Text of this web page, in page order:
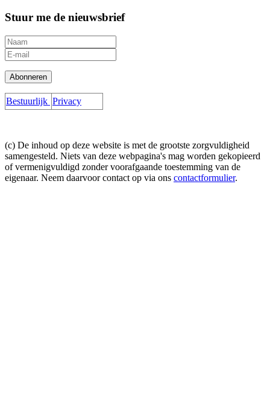
Stuur me de nieuwsbrief
Bestuurlijk Privacy
(c) De inhoud op deze website is met de grootste zorgvuldigheid
samengesteld. Niets van deze webpagina's mag worden gekopieerd
of vermenigvuldigd zonder voorafgaande toestemming van de
eigenaar. Neem daarvoor contact op via ons contactformulier.